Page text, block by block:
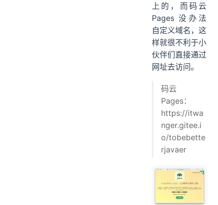
上的，而码云
Pages 没办法
自定义域名，这
样就很不利于小
伙伴们直接通过
网址去访问。
码云
Pages：
https://itwa
nger.gitee.i
o/tobebette
rjavaer